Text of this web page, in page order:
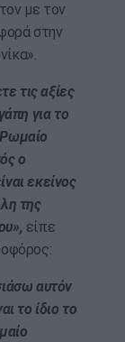
με τον
στην
τις αξίες
για το
ο
εκείνος
της
είπε
αυτόν
το ίδιο το